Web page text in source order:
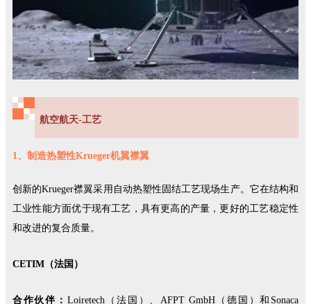
航空航天-工艺
1、制造热塑性Krueger机翼襟翼
创新的Krueger襟翼采用自动热塑性固结工艺现场生产。它在结构和
工业性能方面优于现有工艺，具有更高的产量，更好的工艺稳定性
和改进的复合质量。
CETIM（法国）
合作伙伴： Loiretech（法国）、AFPT GmbH（德国）和Sonaca